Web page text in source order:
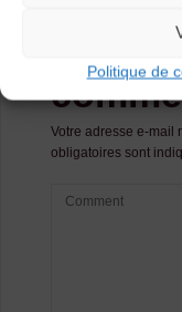
Politique de
Votre adresse e-mail
obligatoires sont